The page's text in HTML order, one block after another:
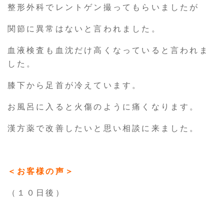
整形外科でレントゲン撮ってもらいましたが
関節に異常はないと言われました。
血液検査も血沈だけ高くなっていると言われま
した。
膝下から足首が冷えています。
お風呂に入ると火傷のように痛くなります。
漢方薬で改善したいと思い相談に来ました。
＜お客様の声＞
（１０日後）